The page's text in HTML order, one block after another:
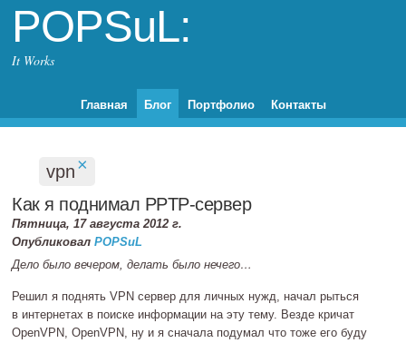
POPSuL:
It Works
Главная Блог Портфолио Контакты
vpn×
Как я поднимал PPTP‐сервер
Пятница, 17 августа 2012 г.
ОпубликовалPOPSuL
Дело было вечером, делать было нечего…
Решил я поднять VPN сервер для личных нужд, начал рыться
в интернетах в поиске информации на эту тему. Везде кричат
OpenVPN, OpenVPN, ну и я сначала подумал что тоже его буду